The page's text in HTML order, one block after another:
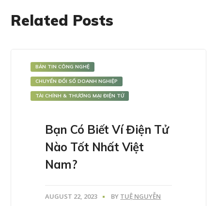
Related Posts
BẢN TIN CÔNG NGHỆ
CHUYỂN ĐỔI SỐ DOANH NGHIỆP
TÀI CHÍNH & THƯƠNG MẠI ĐIỆN TỬ
Bạn Có Biết Ví Điện Tử
Nào Tốt Nhất Việt
Nam?
AUGUST 22, 2023 BY TUỆ NGUYỄN